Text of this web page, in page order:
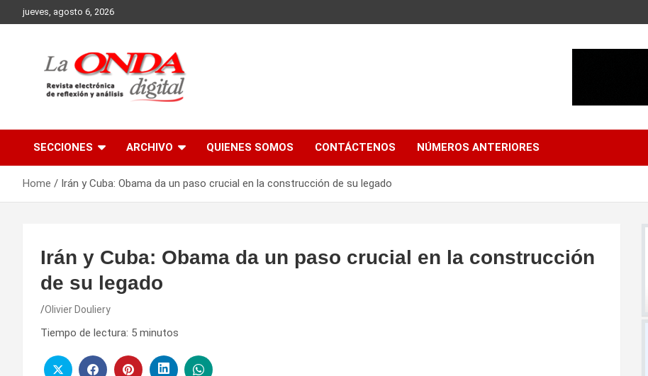
to
jueves, agosto 6, 2026
SECCIONES ARCHIVO QUIENES SOMOS CONTÁCTENOS NÚMEROS ANTERIORES
Home Irán y Cuba: Obama da un paso crucial en la construcción de su legado
Irán y Cuba: Obama da un paso crucial en la construcción
de su legado
Olivier Douliery
Tiempo de lectura: 5 minutos